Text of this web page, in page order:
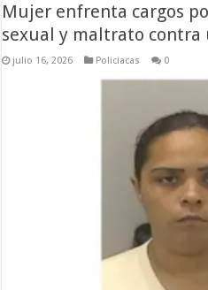
Mujer enfrenta cargos
sexual y maltrato contra
julio 16, 2026 Policiacas 0